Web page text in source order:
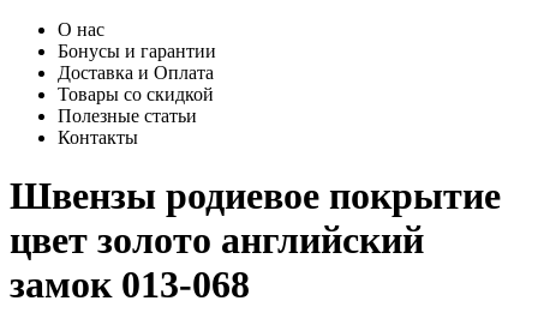
О нас
Бонусы и гарантии
Доставка и Оплата
Товары со скидкой
Полезные статьи
Контакты
Швензы родиевое покрытие
цвет золото английский
замок 013-068